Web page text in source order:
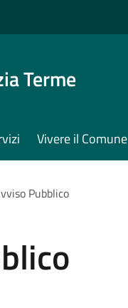
Terme
Vivere il Comune
Pubblico